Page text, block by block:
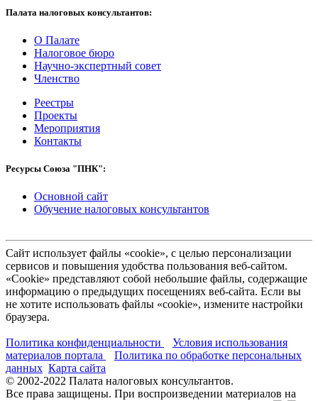
Палата налоговых консультантов:
О Палате
Налоговое бюро
Научно-экспертный совет
Членство
Реестры
Проекты
Мероприятия
Контакты
Ресурсы Союза "ПНК":
Основной сайт
Обучение налоговых консультантов
Сайт использует файлы «cookie», с целью персонализации
сервисов и повышения удобства пользования веб-сайтом.
«Cookie» представляют собой небольшие файлы, содержащие
информацию о предыдущих посещениях веб-сайта. Если вы
не хотите использовать файлы «cookie», измените настройки
браузера.
Политика конфиденциальности
Условия использования
материалов портала
Политика по обработке персональных
данных Карта сайта
© 2002-2022 Палата налоговых консультантов.
Все права защищены. При воспроизведении материалов на